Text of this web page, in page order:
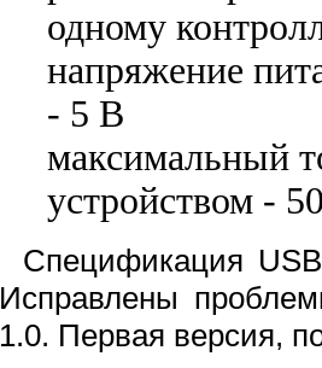
одному
напряжение
- 5 В
максимальный
устройством -
Спецификация
Исправлены
1.0. Первая версия,